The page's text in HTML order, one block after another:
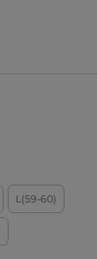
L(59-60)